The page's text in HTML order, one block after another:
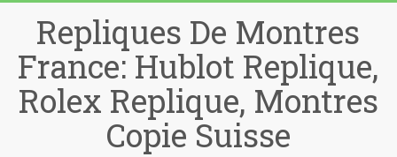
Repliques De Montres
France: Hublot Replique,
Rolex Replique, Montres
Copie Suisse